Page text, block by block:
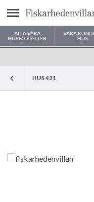
Meny
ALLA VÅRA
HUSMODELLER
VÅRA
HUS
Var vill
HUS 421